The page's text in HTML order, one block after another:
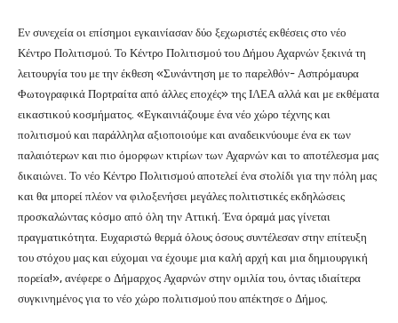
Εν συνεχεία οι επίσημοι εγκαινίασαν δύο ξεχωριστές εκθέσεις στο νέο
Κέντρο Πολιτισμού. Το Κέντρο Πολιτισμού του Δήμου Αχαρνών ξεκινά τη
λειτουργία του με την έκθεση «Συνάντηση με το παρελθόν- Ασπρόμαυρα
Φωτογραφικά Πορτραίτα από άλλες εποχές» της ΙΛΕΑ αλλά και με εκθέματα
εικαστικού κοσμήματος. «Εγκαινιάζουμε ένα νέο χώρο τέχνης και
πολιτισμού και παράλληλα αξιοποιούμε και αναδεικνύουμε ένα εκ των
παλαιότερων και πιο όμορφων κτιρίων των Αχαρνών και το αποτέλεσμα μας
δικαιώνει. Το νέο Κέντρο Πολιτισμού αποτελεί ένα στολίδι για την πόλη μας
και θα μπορεί πλέον να φιλοξενήσει μεγάλες πολιτιστικές εκδηλώσεις
προσκαλώντας κόσμο από όλη την Αττική. Ένα όραμά μας γίνεται
πραγματικότητα. Ευχαριστώ θερμά όλους όσους συντέλεσαν στην επίτευξη
του στόχου μας και εύχομαι να έχουμε μια καλή αρχή και μια δημιουργική
πορεία!», ανέφερε ο Δήμαρχος Αχαρνών στην ομιλία του, όντας ιδιαίτερα
συγκινημένος για το νέο χώρο πολιτισμού που απέκτησε ο Δήμος.